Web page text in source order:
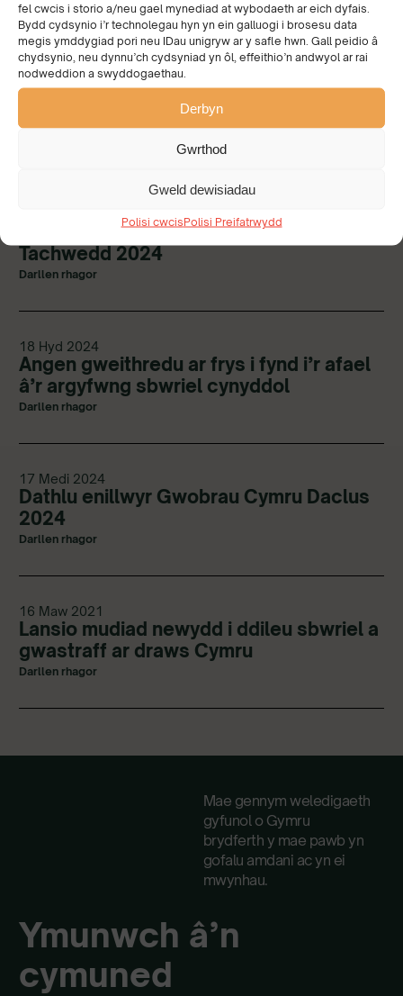
fel cwcis i storio a/neu gael mynediad at wybodaeth ar eich dyfais.
Bydd cydsynio i’r technolegau hyn yn ein galluogi i brosesu data
megis ymddygiad pori neu IDau unigryw ar y safle hwn. Gall peidio â
chydsynio, neu dynnu’ch cydsyniad yn ôl, effeithio’n andwyol ar rai
nodweddion a swyddogaethau.
Derbyn
Gwrthod
Gweld dewisiadau
Polisi cwcisPolisi Preifatrwydd
Darllen rhagor
02 Rhag 2024
Gwneud cyfraniad i Cadwch Gymru’n
Daclus am ddim gydag easyfundraising!
Datganiad CDE Cadwch Gymru’n Daclus
Tachwedd 2024
Darllen rhagor
18 Hyd 2024
Angen gweithredu ar frys i fynd i’r afael
â’r argyfwng sbwriel cynyddol
Darllen rhagor
17 Medi 2024
Dathlu enillwyr Gwobrau Cymru Daclus
2024
Darllen rhagor
16 Maw 2021
Lansio mudiad newydd i ddileu sbwriel a
gwastraff ar draws Cymru
Darllen rhagor
Mae gennym weledigaeth
gyfunol o Gymru
brydferth y mae pawb yn
gofalu amdani ac yn ei
mwynhau.
Ymunwch â’n
cymuned